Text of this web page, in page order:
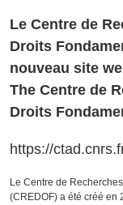
Le Centre de
Droits
nouveau site
The Centre de
Droits
https://
Le Centre de
(CREDOF) a été créé en